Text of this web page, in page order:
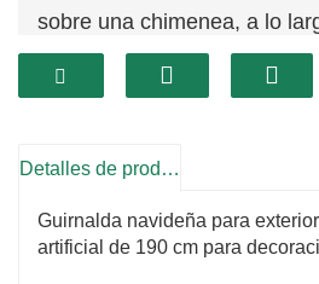
sobre una chimenea, a lo
o como centro de mesa, su
realza la belleza de cualquier
Detalles de producto
Guirnalda navideña para
artificial de 190 cm para